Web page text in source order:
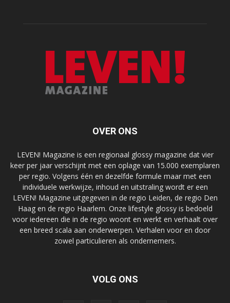
OVER ONS
LEVEN! Magazine is een regionaal glossy magazine dat vier
keer per jaar verschijnt met een oplage van 15.000 exemplaren
per regio. Volgens één en dezelfde formule maar met een
individuele werkwijze, inhoud en uitstraling wordt er een
LEVEN! Magazine uitgegeven in de regio Leiden, de regio Den
Haag en de regio Haarlem. Onze lifestyle glossy is bedoeld
voor iedereen die in de regio woont en werkt en verhaalt over
een breed scala aan onderwerpen. Verhalen voor en door
zowel particulieren als ondernemers.
VOLG ONS